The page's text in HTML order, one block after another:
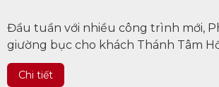
Đầu tuần với nhiều công trình mới,
giường bục cho khách Thánh Tâm Hố
được chụp thực tế 100% ạ. Anh chị
thất , xây nhà trọn gói...
Chi tiết